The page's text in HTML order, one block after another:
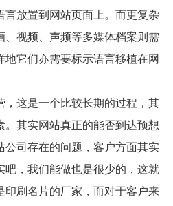
言放置到网站页面上。而更复杂
、视频、声频等多媒体档案则需
它们亦需要标示语言移植在网
，这是一个比较长期的过程，其
。其实网站真正的能否到达预想
公司存在的问题，客户方面其实
吧，我们能做也是很少的，这就
印刷名片的厂家，而对于客户来